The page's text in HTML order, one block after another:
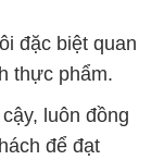
đặc biệt quan
thực phẩm.
luôn đồng
để đạt